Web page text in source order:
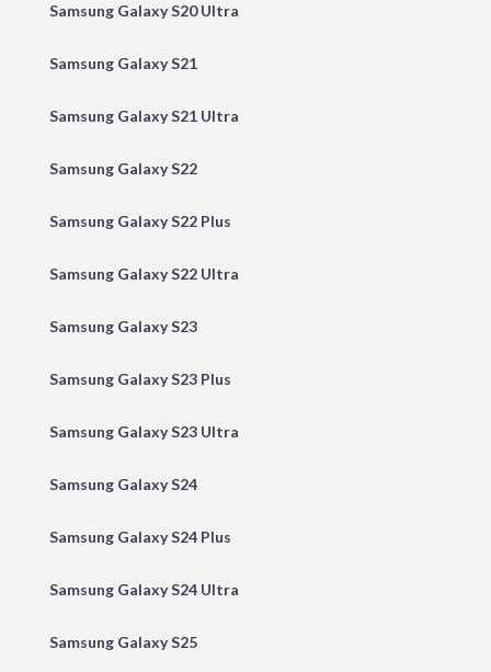
Samsung Galaxy S20 Ultra
Samsung Galaxy S21
Samsung Galaxy S21 Ultra
Samsung Galaxy S22
Samsung Galaxy S22 Plus
Samsung Galaxy S22 Ultra
Samsung Galaxy S23
Samsung Galaxy S23 Plus
Samsung Galaxy S23 Ultra
Samsung Galaxy S24
Samsung Galaxy S24 Plus
Samsung Galaxy S24 Ultra
Samsung Galaxy S25